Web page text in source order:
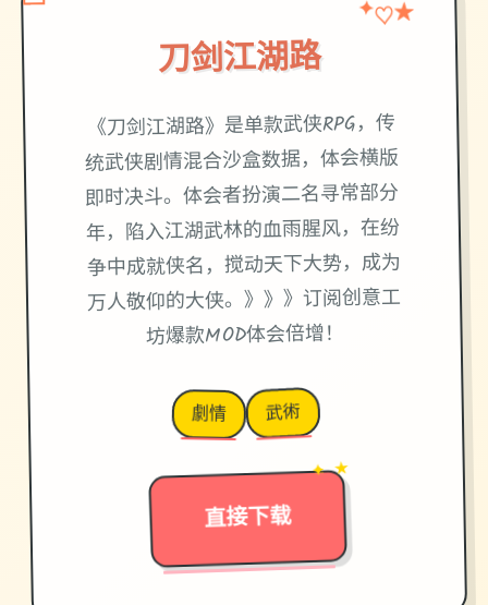
刀剑江湖路
✦ ♡★
《刀剑江湖路》是单款武侠RPG，传
统武侠剧情混合沙盒数据，体会横版
即时决斗。体会者扮演二名寻常部分
年，陷入江湖武林的血雨腥风，在纷
争中成就侠名，搅动天下大势，成为
万人敬仰的大侠。》》》订阅创意工
坊爆款MOD体会倍增！
劇情 武術
直接下载
→
✦ ★